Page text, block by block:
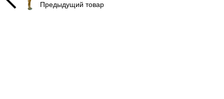
Предыдущий товар